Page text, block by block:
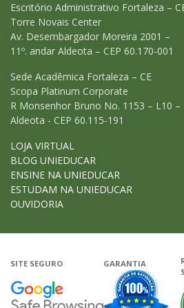
Escritório Administrativo Fortaleza –
Torre Novais Center
Av. Desembargador Moreira 2001 –
11º. andar Aldeota – CEP 60.170-001
Sede Acadêmica Fortaleza – CE
Scopa Platinum Corporate
R Monsenhor Bruno No. 1153 – L10 –
Aldeota - CEP 60.115-191
LOJA VIRTUAL
BLOG UNIEDUCAR
ENSINE NA UNIEDUCAR
ESTUDAM NA UNIEDUCAR
OUVIDORIA
SITE SEGURO GARANTIA